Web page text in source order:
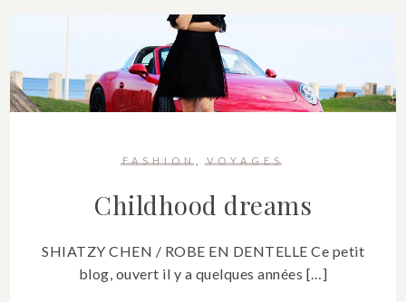
FASHION VOYAGES
Childhood dreams
SHIATZY CHEN / ROBE EN DENTELLE Ce petit
blog, ouvert il y a quelques années […]